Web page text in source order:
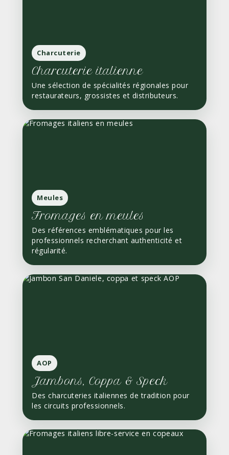
Charcuterie
Charcuterie italienne
Une sélection de spécialités régionales pour
restaurateurs, grossistes et distributeurs.
Meules
Fromages en meules
Des références emblématiques pour les
professionnels recherchant authenticité et
régularité.
AOP
Jambons, Coppa & Speck
Des charcuteries italiennes de tradition pour
les circuits professionnels.